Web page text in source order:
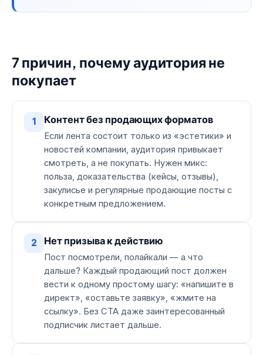
7 причин, почему аудитория не
покупает
1 Контент без продающих форматов
Если лента состоит только из «эстетики» и
новостей компании, аудитория привыкает
смотреть, а не покупать. Нужен микс:
польза, доказательства (кейсы, отзывы),
закулисье и регулярные продающие посты с
конкретным предложением.
2 Нет призыва к действию
Пост посмотрели, полайкали — а что
дальше? Каждый продающий пост должен
вести к одному простому шагу: «напишите в
директ», «оставьте заявку», «жмите на
ссылку». Без CTA даже заинтересованный
подписчик листает дальше.